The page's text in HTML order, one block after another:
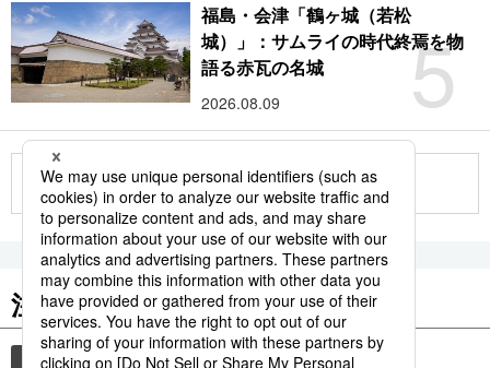
5
福島・会津「鶴ヶ城（若松
城）」：サムライの時代終焉を物
語る赤瓦の名城
2026.08.09
もっと見る
注目のキーワード
共同通信ニュース 時事通信ニュース 観光